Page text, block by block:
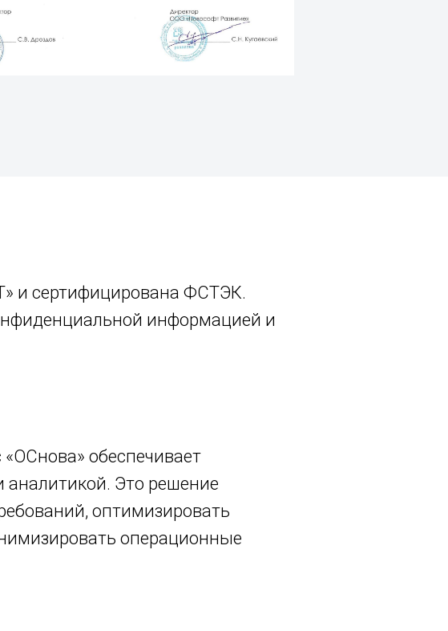
и сертифицирована ФСТЭК.
информацией и
«ОСнова» обеспечивает
аналитикой. Это решение
оптимизировать
операционные